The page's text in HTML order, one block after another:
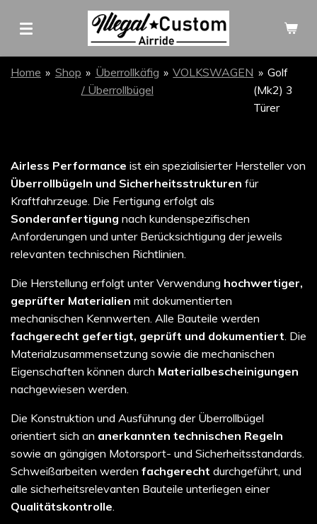
Hauptinhalt
Home » Shop » Überrollkäfig
/ Überrollbügel
» VOLKSWAGEN » Golf
(Mk2) 3
Türer
Airless Performance ist ein spezialisierter Hersteller von
Überrollbügeln und Sicherheitsstrukturen für
Kraftfahrzeuge. Die Fertigung erfolgt als
Sonderanfertigung nach kundenspezifischen
Anforderungen und unter Berücksichtigung der jeweils
relevanten technischen Richtlinien.
Die Herstellung erfolgt unter Verwendung hochwertiger,
geprüfter Materialien mit dokumentierten
mechanischen Kennwerten. Alle Bauteile werden
fachgerecht gefertigt, geprüft und dokumentiert. Die
Materialzusammensetzung sowie die mechanischen
Eigenschaften können durch Materialbescheinigungen
nachgewiesen werden.
Die Konstruktion und Ausführung der Überrollbügel
orientiert sich an anerkannten technischen Regeln
sowie an gängigen Motorsport- und Sicherheitsstandards.
Schweißarbeiten werden fachgerecht durchgeführt, und
alle sicherheitsrelevanten Bauteile unterliegen einer
Qualitätskontrolle.